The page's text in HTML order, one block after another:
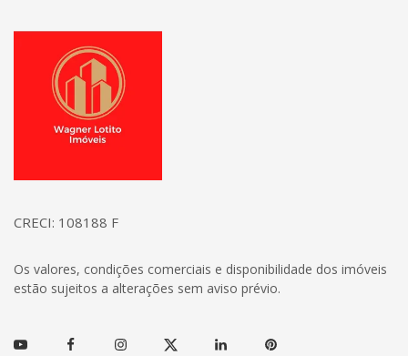
Página inicial
CRECI: 108188 F
Os valores, condições comerciais e disponibilidade dos imóveis
estão sujeitos a alterações sem aviso prévio.
Youtube FacebookInstagramTwitter Linkedin Pinterest